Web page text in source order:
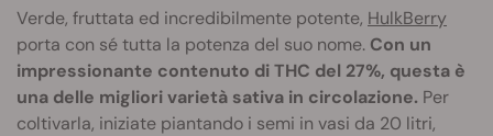
Verde, fruttata ed incredibilmente potente, HulkBerry
porta con sé tutta la potenza del suo nome. Con un
impressionante contenuto di THC del 27%, questa è
una delle migliori varietà sativa in circolazione. Per
coltivarla, iniziate piantando i semi in vasi da 20 litri,